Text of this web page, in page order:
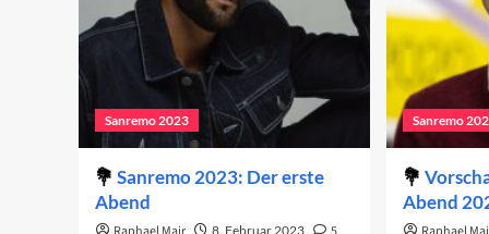
Sanremo 2023
Sanremo 2023: Der erste
Abend
8. Februar 2023
Sanremo
Abend